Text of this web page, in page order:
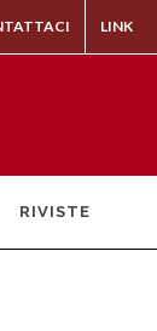
LINK
RIVISTE